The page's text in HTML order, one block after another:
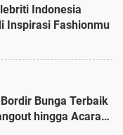
Indonesia
Inspirasi Fashionmu
Bunga Terbaik
hingga Acara